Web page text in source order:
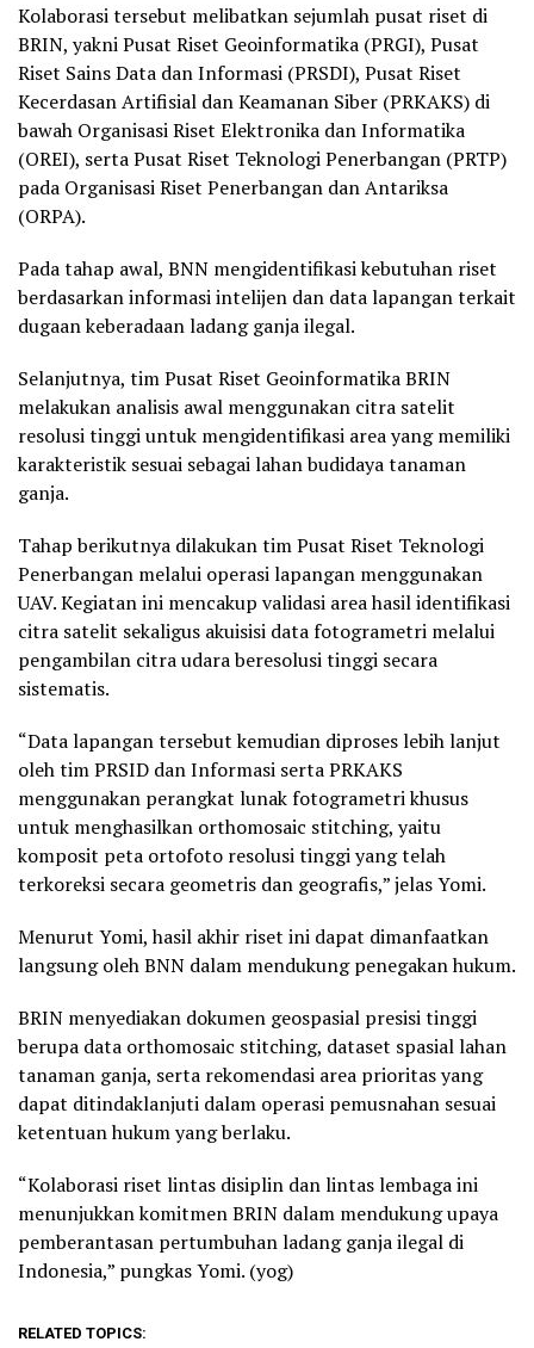
Kolaborasi tersebut melibatkan sejumlah pusat riset di
BRIN, yakni Pusat Riset Geoinformatika (PRGI), Pusat
Riset Sains Data dan Informasi (PRSDI), Pusat Riset
Kecerdasan Artifisial dan Keamanan Siber (PRKAKS) di
bawah Organisasi Riset Elektronika dan Informatika
(OREI), serta Pusat Riset Teknologi Penerbangan (PRTP)
pada Organisasi Riset Penerbangan dan Antariksa
(ORPA).
Pada tahap awal, BNN mengidentifikasi kebutuhan riset
berdasarkan informasi intelijen dan data lapangan terkait
dugaan keberadaan ladang ganja ilegal.
Selanjutnya, tim Pusat Riset Geoinformatika BRIN
melakukan analisis awal menggunakan citra satelit
resolusi tinggi untuk mengidentifikasi area yang memiliki
karakteristik sesuai sebagai lahan budidaya tanaman
ganja.
Tahap berikutnya dilakukan tim Pusat Riset Teknologi
Penerbangan melalui operasi lapangan menggunakan
UAV. Kegiatan ini mencakup validasi area hasil identifikasi
citra satelit sekaligus akuisisi data fotogrametri melalui
pengambilan citra udara beresolusi tinggi secara
sistematis.
“Data lapangan tersebut kemudian diproses lebih lanjut
oleh tim PRSID dan Informasi serta PRKAKS
menggunakan perangkat lunak fotogrametri khusus
untuk menghasilkan orthomosaic stitching, yaitu
komposit peta ortofoto resolusi tinggi yang telah
terkoreksi secara geometris dan geografis,” jelas Yomi.
Menurut Yomi, hasil akhir riset ini dapat dimanfaatkan
langsung oleh BNN dalam mendukung penegakan hukum.
BRIN menyediakan dokumen geospasial presisi tinggi
berupa data orthomosaic stitching, dataset spasial lahan
tanaman ganja, serta rekomendasi area prioritas yang
dapat ditindaklanjuti dalam operasi pemusnahan sesuai
ketentuan hukum yang berlaku.
“Kolaborasi riset lintas disiplin dan lintas lembaga ini
menunjukkan komitmen BRIN dalam mendukung upaya
pemberantasan pertumbuhan ladang ganja ilegal di
Indonesia,” pungkas Yomi. (yog)
RELATED TOPICS: